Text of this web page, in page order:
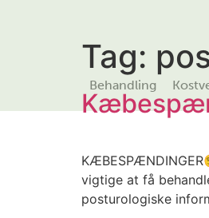
Behandling
Tag:
vigtige at få
posturologiske